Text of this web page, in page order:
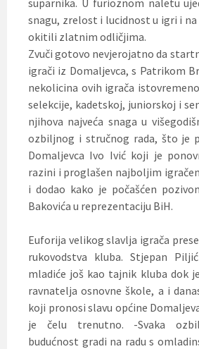
snagu, zrelost i lucidnost u igri i na
okitili zlatnim odličjima.
Zvuči gotovo nevjerojatno da
igrači iz Domaljevca, s Patrikom
nekolicina ovih igrača
selekcije, kadetskoj, juniorskoj i
njihova najveća snaga u
ozbiljnog i stručnog rada, što je
Domaljevca Ivo Ivić koji je
razini i proglašen najboljim
i dodao kako je počašćen
Bakovića u reprezentaciju BiH.
Euforija velikog slavlja igrača
rukovodstva kluba. Stjepan
mladiće još kao tajnik kluba dok
ravnatelja osnovne škole, a i
koji pronosi slavu općine
je čelu trenutno. -Svaka
budućnost gradi na radu s